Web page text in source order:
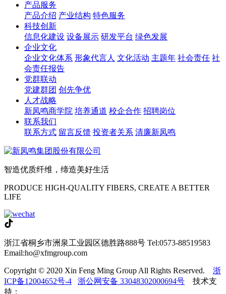
产品服务
产品介绍 产业结构 特色服务
科技创新
信息化建设 设备展示 研发平台 绿色发展
企业文化
企业文化体系 形象代言人 文化活动 主题年 社会责任 社
会责任报告
党群联动
党建群团 创先争优
人才战略
新凤鸣商学院 培养通道 校企合作 招聘岗位
联系我们
联系方式 留言反馈 投资者关系 清廉新凤鸣
智造优质纤维，缔造美好生活
PRODUCE HIGH-QUALITY FIBERS, CREATE A BETTER
LIFE
浙江省桐乡市洲泉工业园区德胜路888号 Tel:0573-88519583
Email:ho@xfmgroup.com
Copyright © 2020 Xin Feng Ming Group All Rights Reserved. 浙
ICP备12004652号-4
浙公网安备 33048302000694号 技术支
持：